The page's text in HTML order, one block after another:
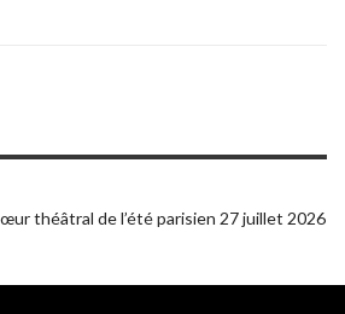
théâtral de l’été parisien 27 juillet 2026